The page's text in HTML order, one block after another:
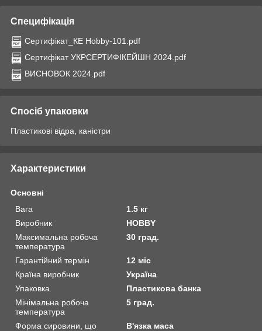
Специфікація
Сертифікат_КЕ Hobby-101.pdf
Сертифікат УКРСЕРТИФІКЕЙШН 2024.pdf
ВИСНОВОК 2024.pdf
Спосіб упаковки
Пластикові відра, каністри
Характеристики
Основні
Вага
1.5 кг
Виробник
HOBBY
Максимальна робоча
температура
30 град.
Гарантійний термін
12 міс
Країна виробник
Україна
Упаковка
Пластикова банка
Мінімальна робоча
температура
5 град.
Форма сировини, що
В'язка маса